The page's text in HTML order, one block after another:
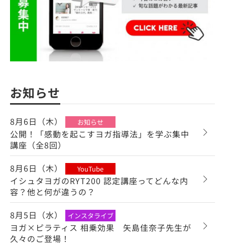
お知らせ
8月6日（木） お知らせ
公開！「感動を起こすヨガ指導法」を学ぶ集中
講座（全8回）
8月6日（木）
YouTube
イシュタヨガのRYT200 認定講座ってどんな内
容？他と何が違うの？
8月5日（水）
インスタライブ
ヨガ×ピラティス 相乗効果 矢島佳奈子先生が
久々のご登場！